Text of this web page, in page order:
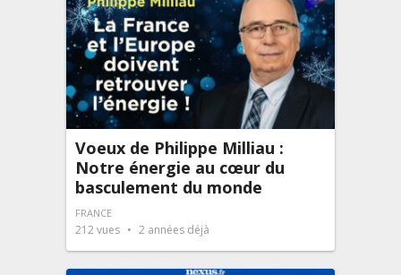
Voeux de Philippe Milliau :
Notre énergie au cœur du
basculement du monde
FRANCE
212vues 2 années déjà